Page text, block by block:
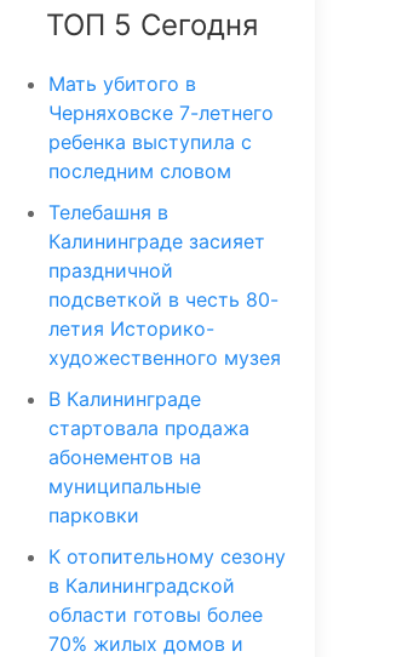
ТОП 5 Сегодня
Мать убитого в
Черняховске 7-летнего
ребенка выступила с
последним словом
Телебашня в
Калининграде засияет
праздничной
подсветкой в честь 80-
летия Историко-
художественного музея
В Калининграде
стартовала продажа
абонементов на
муниципальные
парковки
К отопительному сезону
в Калининградской
области готовы более
70% жилых домов и